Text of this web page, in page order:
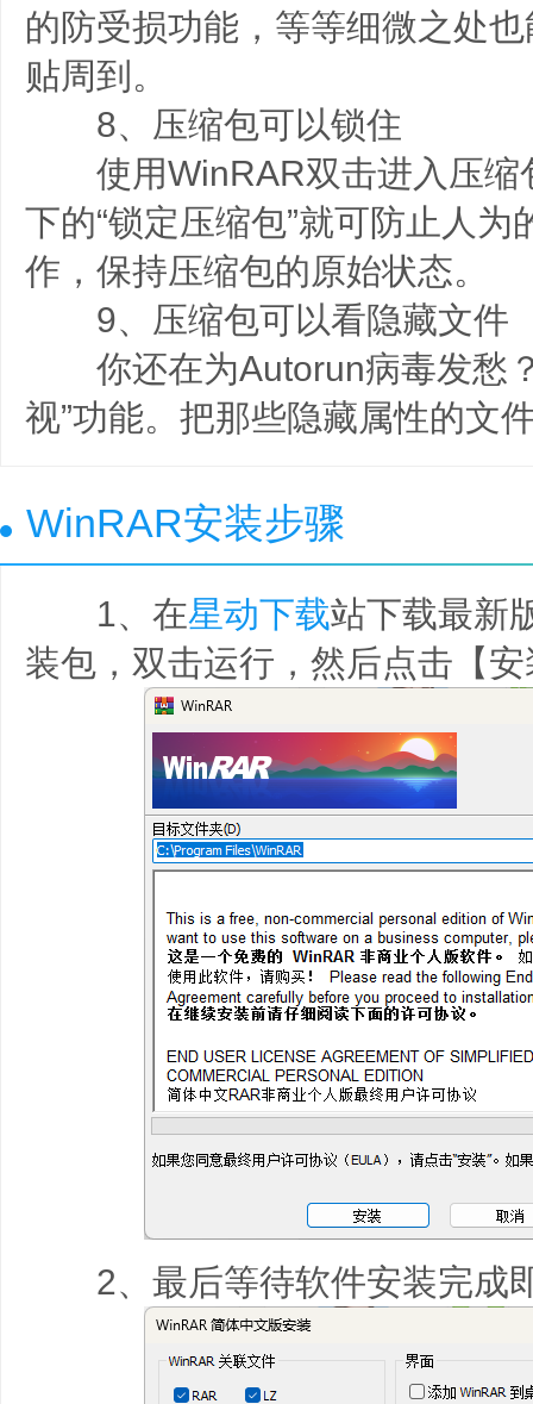
的防受损功能，等等细微之处
贴周到。
8、压缩包可以锁住
使用WinRAR双击进入压缩
下的“锁定压缩包”就可防止人为
作，保持压缩包的原始状态。
9、压缩包可以看隐藏文件
你还在为Autorun病毒发愁？
视”功能。把那些隐藏属性的文
WinRAR安装步骤
1、在星动下载站下载最新
装包，双击运行，然后点击【
2、最后等待软件安装完成